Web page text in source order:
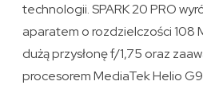
technologii. SPARK 20 PRO
aparatem o rozdzielczości 108
dużą przysłonę f/1,75 oraz
procesorem MediaTek Helio